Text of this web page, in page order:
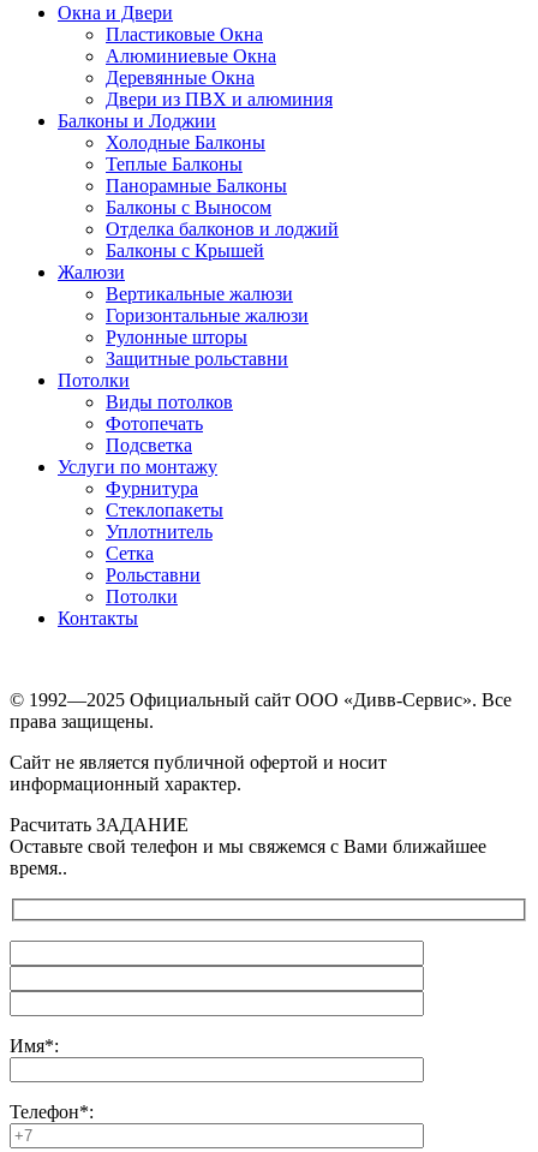
Окна и Двери
Пластиковые Окна
Алюминиевые Окна
Деревянные Окна
Двери из ПВХ и алюминия
Балконы и Лоджии
Холодные Балконы
Теплые Балконы
Панорамные Балконы
Балконы с Выносом
Отделка балконов и лоджий
Балконы с Крышей
Жалюзи
Вертикальные жалюзи
Горизонтальные жалюзи
Рулонные шторы
Защитные рольставни
Потолки
Виды потолков
Фотопечать
Подсветка
Услуги по монтажу
Фурнитура
Стеклопакеты
Уплотнитель
Сетка
Рольставни
Потолки
Контакты
© 1992—2025 Официальный сайт ООО «Дивв-Сервис». Все
права защищены.
Сайт не является публичной офертой и носит
информационный характер.
Расчитать ЗАДАНИЕ
Оставьте свой телефон и мы свяжемся с Вами ближайшее
время..
Имя*:
Телефон*: